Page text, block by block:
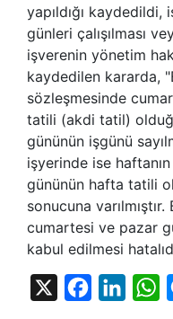
yapıldığı
günleri çalışılması
işverenin yönetim
kaydedilen kararda,
sözleşmesinde
tatili (akdi tatil)
gününün işgünü
işyerinde ise
gününün hafta tatili
sonucuna
cumartesi ve pazar
kabul edilmesi
Facebook